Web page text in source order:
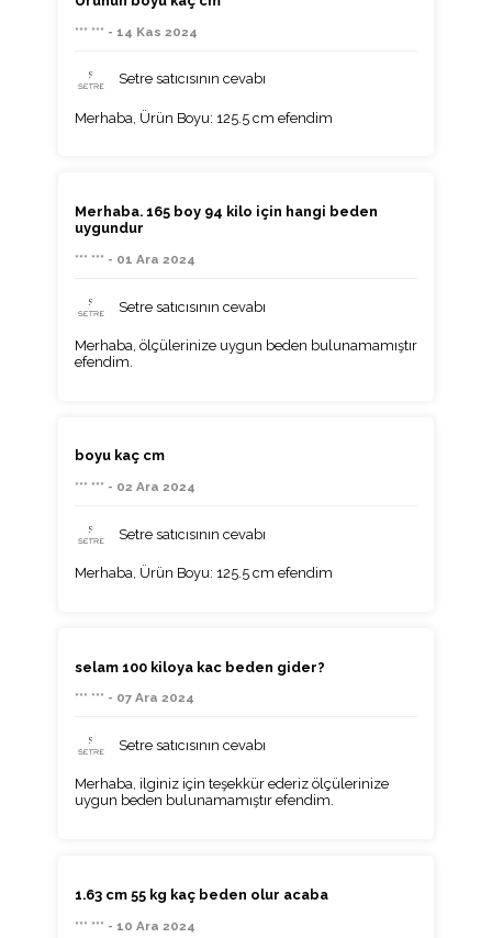
*** *** - 14 Kas 2024
Setre satıcısının cevabı
Merhaba, Ürün Boyu: 125.5 cm efendim
Merhaba. 165 boy 94 kilo için hangi beden
uygundur
*** *** - 01 Ara 2024
Setre satıcısının cevabı
Merhaba, ölçülerinize uygun beden bulunamamıştır
efendim.
boyu kaç cm
*** *** - 02 Ara 2024
Setre satıcısının cevabı
Merhaba, Ürün Boyu: 125.5 cm efendim
selam 100 kiloya kac beden gider?
*** *** - 07 Ara 2024
Setre satıcısının cevabı
Merhaba, ilginiz için teşekkür ederiz ölçülerinize
uygun beden bulunamamıştır efendim.
1.63 cm 55 kg kaç beden olur acaba
*** *** - 10 Ara 2024